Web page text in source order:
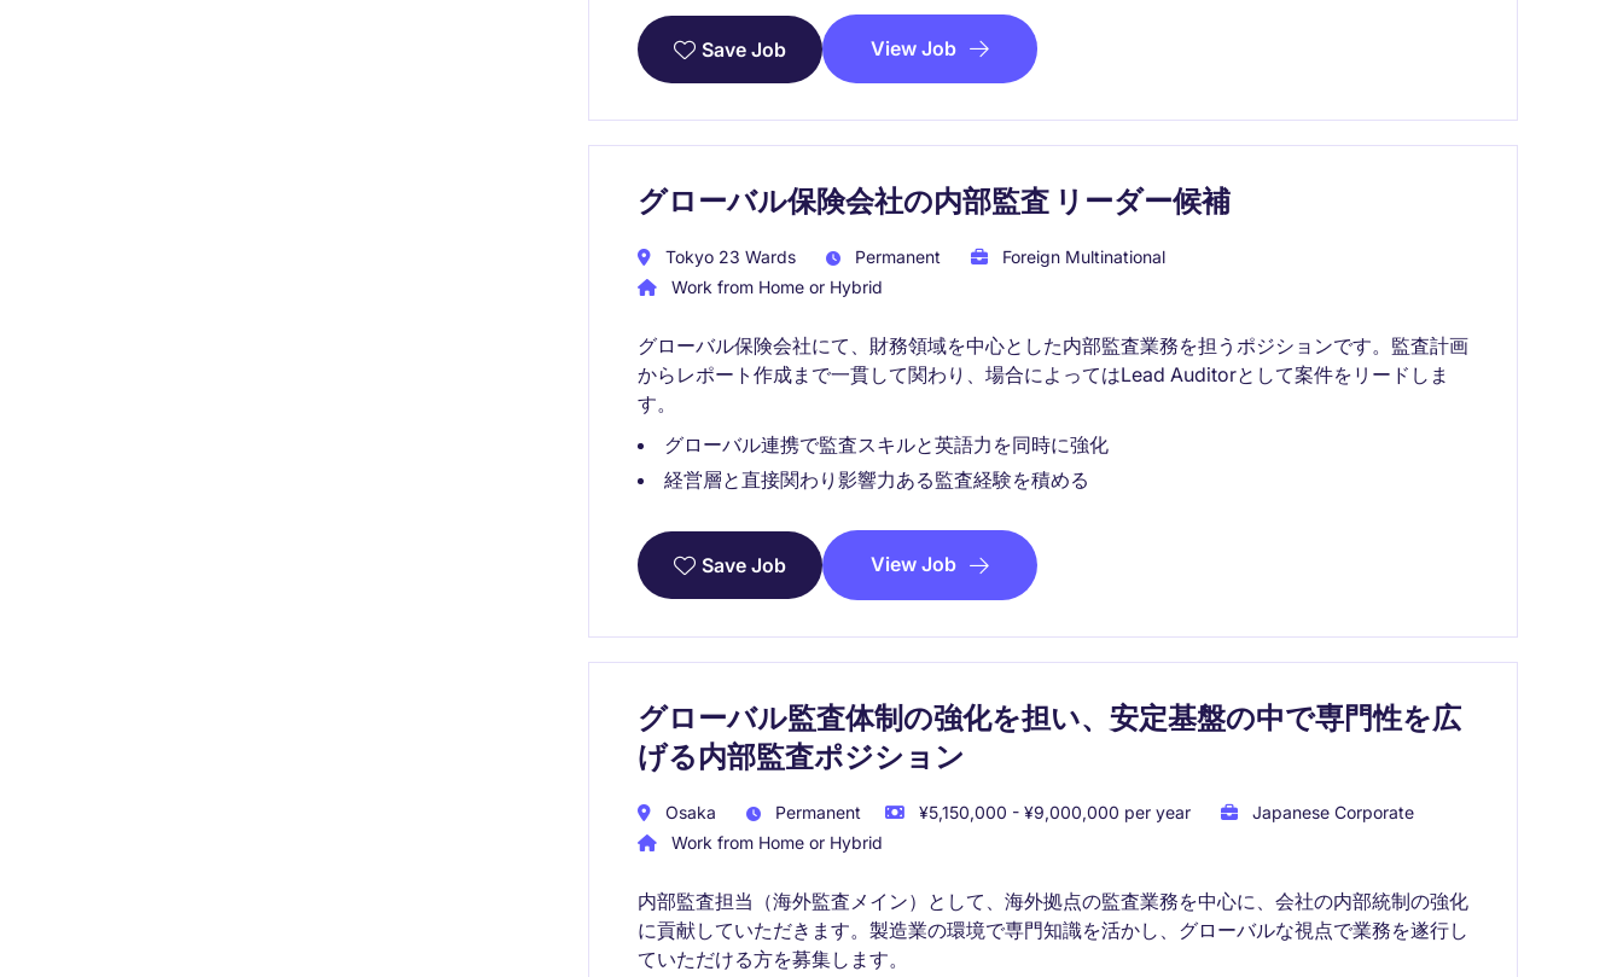
Save Job View Job
グローバル保険会社の内部監査 リーダー候補
Tokyo 23 Wards Permanent
Foreign Multinational
Work from Home or Hybrid
グローバル保険会社にて、財務領域を中心とした内部監査業務を担うポジションです。監査計画
からレポート作成まで一貫して関わり、場合によってはLead Auditorとして案件をリードしま
す。
グローバル連携で監査スキルと英語力を同時に強化
経営層と直接関わり影響力ある監査経験を積める
Save Job View Job
グローバル監査体制の強化を担い、安定基盤の中で専門性を広
げる内部監査ポジション
Osaka Permanent ¥5,150,000 - ¥9,000,000 per year
Japanese Corporate
Work from Home or Hybrid
内部監査担当（海外監査メイン）として、海外拠点の監査業務を中心に、会社の内部統制の強化
に貢献していただきます。製造業の環境で専門知識を活かし、グローバルな視点で業務を遂行し
ていただける方を募集します。